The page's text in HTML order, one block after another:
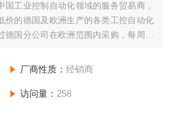
国工业控制自动化领域的服务贸易商，
价的德国及欧洲生产的各类工控自动化
国分公司在欧洲范围内采购，每周日
。
厂商性质： 经销商
访问量： 258